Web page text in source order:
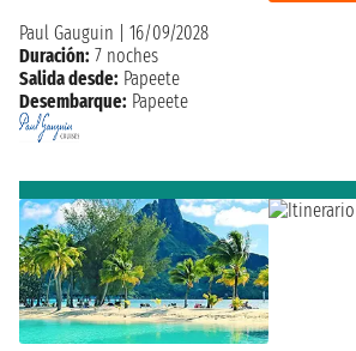
Paul Gauguin
16/09/2028
Duración: 7 noches
Salida desde: Papeete
Desembarque: Papeete